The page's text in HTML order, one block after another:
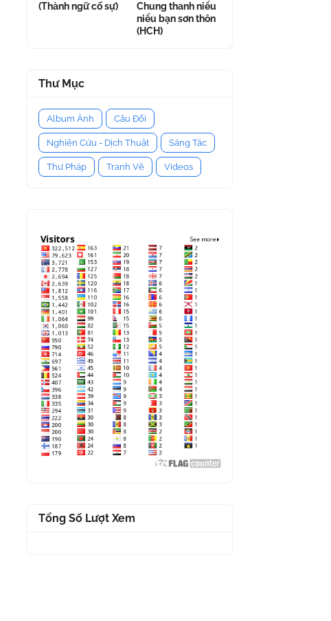
(Thành ngữ cố sự)
Chung thanh niểu
niểu bạn sơn thôn
(HCH)
Thư Mục
Album Ảnh Câu Đối
Nghiên Cứu - Dịch Thuật Sáng Tác
Thư Pháp Tranh Vẽ Videos
Tổng Số Lượt Xem